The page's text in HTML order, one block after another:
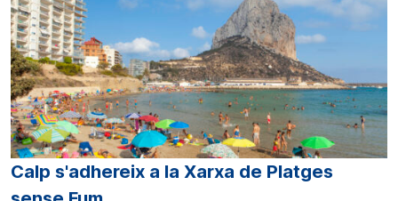
Calp s'adhereix a la Xarxa de Platges